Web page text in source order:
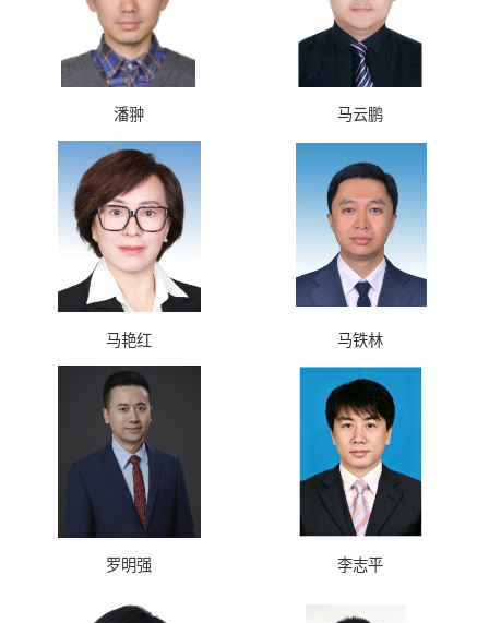
潘翀 马云鹏
马艳红 马铁林
罗明强 李志平